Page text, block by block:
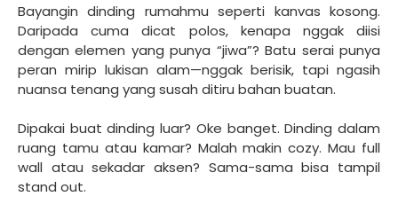
Bayangin dinding rumahmu seperti kanvas kosong.
Daripada cuma dicat polos, kenapa nggak diisi
dengan elemen yang punya “jiwa”? Batu serai punya
peran mirip lukisan alam—nggak berisik, tapi ngasih
nuansa tenang yang susah ditiru bahan buatan.
Dipakai buat dinding luar? Oke banget. Dinding dalam
ruang tamu atau kamar? Malah makin cozy. Mau full
wall atau sekadar aksen? Sama-sama bisa tampil
stand out.